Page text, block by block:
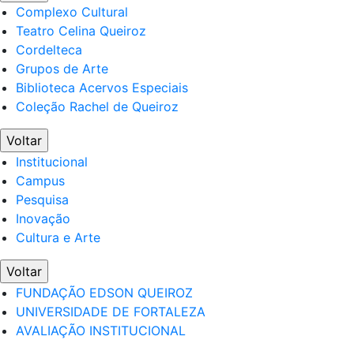
Complexo Cultural
Teatro Celina Queiroz
Cordelteca
Grupos de Arte
Biblioteca Acervos Especiais
Coleção Rachel de Queiroz
Voltar
Institucional
Campus
Pesquisa
Inovação
Cultura e Arte
Voltar
FUNDAÇÃO EDSON QUEIROZ
UNIVERSIDADE DE FORTALEZA
AVALIAÇÃO INSTITUCIONAL